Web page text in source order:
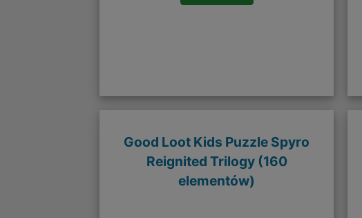
Good Loot Kids Puzzle Spyro
Reignited Trilogy (160
elementów)